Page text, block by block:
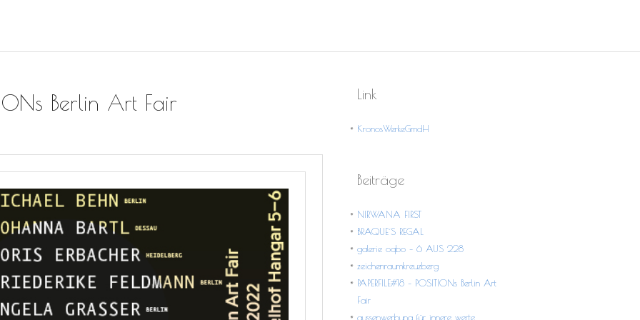
Berlin Art Fair Link
KronosWerkeGmdH
Beiträge
NIRWANA FIRST
BRAQUE´S REGAL
galerie oqbo – 6 AUS 228
zeichenraumkreuzberg
PAPERFILE#18 – POSITIONs Berlin Art
Fair
aussenwerbung für innere werte